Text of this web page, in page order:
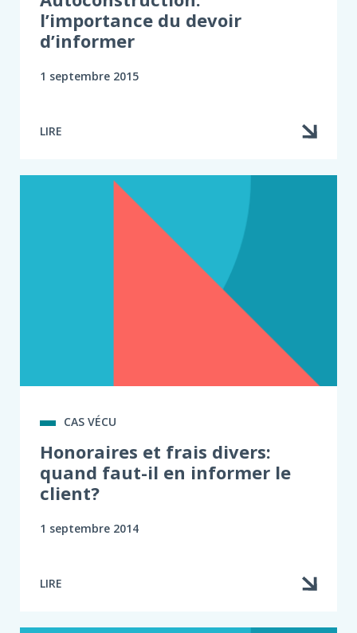
l’importance du devoir
d’informer
1 septembre 2015
LIRE
CAS VÉCU
Honoraires et frais divers:
quand faut-il en informer le
client?
1 septembre 2014
LIRE